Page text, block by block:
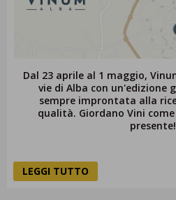
Dal 23 aprile al 1 maggio,
vie di Alba con un'edizione
sempre improntata alla
qualità. Giordano Vini
presente!
LEGGI TUTTO